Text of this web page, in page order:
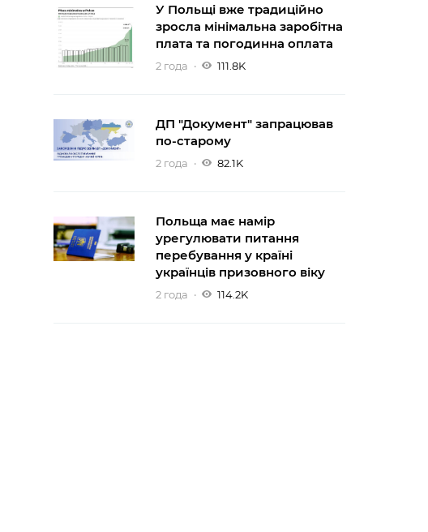
У Польщі вже традиційно
зросла мінімальна заробітна
плата та погодинна оплата
2 года 111.8K
ДП "Документ" запрацював
по-старому
2 года 82.1K
Польща має намір
урегулювати питання
перебування у країні
українців призовного віку
2 года 114.2K